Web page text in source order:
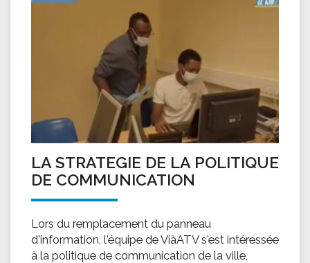
LA STRATEGIE DE LA POLITIQUE
DE COMMUNICATION
Lors du remplacement du panneau
d'information, l'équipe de ViàATV s'est intéressée
à la politique de communication de la ville,